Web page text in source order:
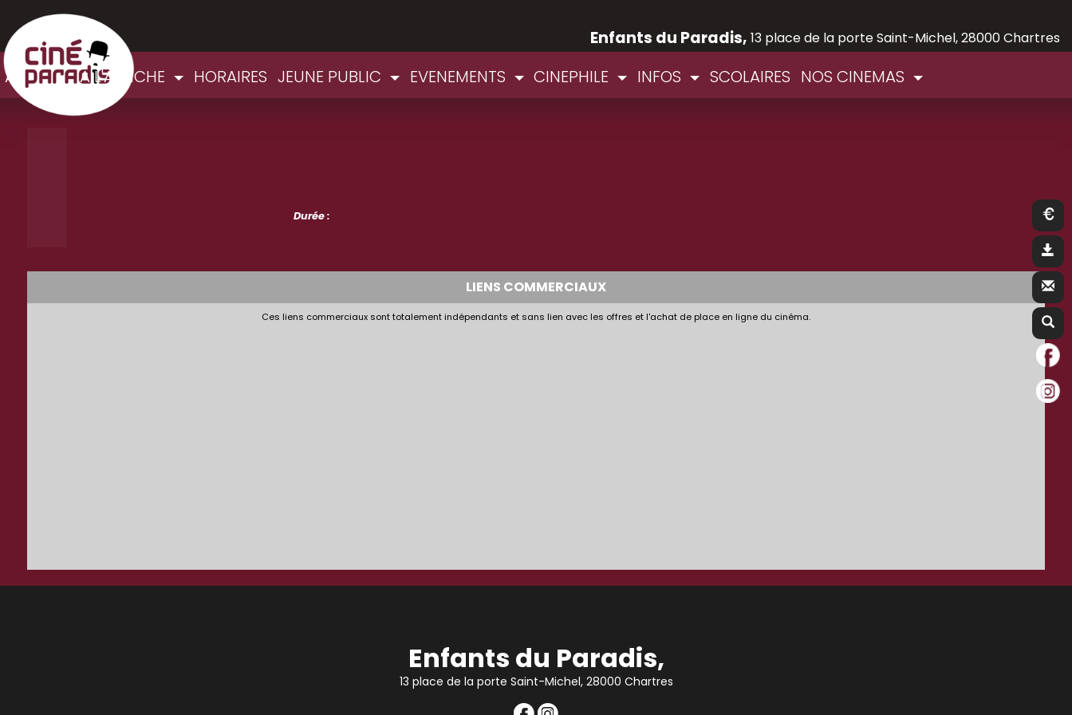
Enfants du Paradis, 13 place de la porte Saint-Michel, 28000 Chartres
ACCUEIL A L'AFFICHE HORAIRES JEUNE PUBLIC EVENEMENTS CINEPHILE INFOS SCOLAIRES NOS CINEMAS
Durée :
LIENS COMMERCIAUX
Ces liens commerciaux sont totalement indépendants et sans lien avec les offres et l'achat de place en ligne du cinéma.
Enfants du Paradis,
13 place de la porte Saint-Michel, 28000 Chartres